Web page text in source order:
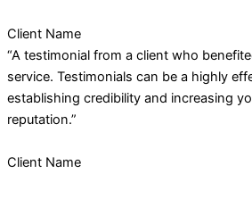
Client Name
“A testimonial from a client who
service. Testimonials can be a highly
establishing credibility and increasing
reputation.”
Client Name